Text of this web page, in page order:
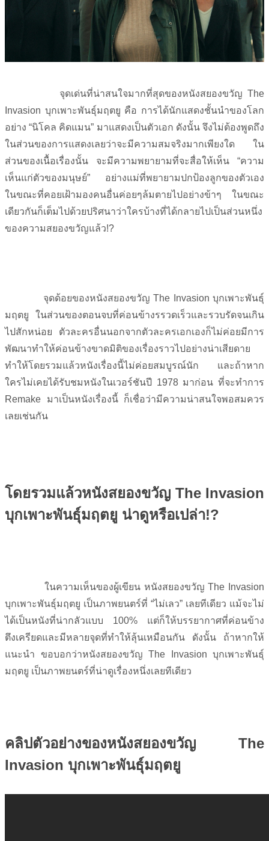
จุดเด่นที่น่าสนใจมากที่สุดของหนังสยองขวัญ The
Invasion บุกเพาะพันธุ์มฤตยู คือ การได้นักแสดงชั้นนำของโลก
อย่าง “นิโคล คิดแมน” มาแสดงเป็นตัวเอก ดังนั้น จึงไม่ต้องพูดถึง
ในส่วนของการแสดงเลยว่าจะมีความสมจริงมากเพียงใด ใน
ส่วนของเนื้อเรื่องนั้น จะมีความพยายามที่จะสื่อให้เห็น “ความ
เห็นแก่ตัวของมนุษย์” อย่างแม่ที่พยายามปกป้องลูกของตัวเอง
ในขณะที่คอยเฝ้ามองคนอื่นค่อยๆล้มตายไปอย่างข้าๆ ในขณะ
เดียวกันก็เต็มไปด้วยปริศนาว่าใครบ้างที่ได้กลายไปเป็นส่วนหนึ่ง
ของความสยองขวัญแล้ว!?
จุดด้อยของหนังสยองขวัญ The Invasion บุกเพาะพันธุ์
มฤตยู ในส่วนของตอนจบที่ค่อนข้างรรวดเร็วและรวบรัดจนเกิน
ไปสักหน่อย ตัวละครอื่นนอกจากตัวละครเอกเองก็ไม่ค่อยมีการ
พัฒนาทำให้ค่อนข้างขาดมิติของเรื่องราวไปอย่างน่าเสียดาย
ทำให้โดยรวมแล้วหนังเรื่องนี้ไม่ค่อยสมบูรณ์นัก และถ้าหาก
ใครไม่เคยได้รับชมหนังในเวอร์ชันปี 1978 มาก่อน ที่จะทำการ
Remake มาเป็นหนังเรื่องนี้ ก็เชื่อว่ามีความน่าสนใจพอสมควร
เลยเช่นกัน
โดยรวมแล้วหนังสยองขวัญ The Invasion
บุกเพาะพันธุ์มฤตยู น่าดูหรือเปล่า!?
ในความเห็นของผู้เขียน หนังสยองขวัญ The Invasion
บุกเพาะพันธุ์มฤตยู เป็นภาพยนตร์ที่ “ไม่เลว” เลยทีเดียว แม้จะไม่
ได้เป็นหนังที่น่ากลัวแบบ 100% แต่ก็ให้บรรยากาศที่ค่อนข้าง
ตึงเครียดและมีหลายจุดที่ทำให้ลุ้นเหมือนกัน ดังนั้น ถ้าหากให้
แนะนำ ขอบอกว่าหนังสยองขวัญ The Invasion บุกเพาะพันธุ์
มฤตยู เป็นภาพยนตร์ที่น่าดูเรื่องหนึ่งเลยทีเดียว
คลิปตัวอย่างของหนังสยองขวัญ The
Invasion บุกเพาะพันธุ์มฤตยู